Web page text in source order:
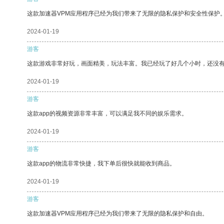
这款加速器VPM应用程序已经为我们带来了无限的隐私保护和安全性保护。
2024-01-19
游客
这款游戏非常好玩，画面精美，玩法丰富。我已经玩了好几个小时，还没有
2024-01-19
游客
这款app的视频资源非常丰富，可以满足我不同的娱乐需求。
2024-01-19
游客
这款app的物流非常快捷，我下单后很快就能收到商品。
2024-01-19
游客
这款加速器VPM应用程序已经为我们带来了无限的隐私保护和自由。